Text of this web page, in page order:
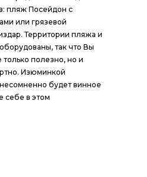
пляж Посейдон с
или грязевой
Территории пляжа и
так что Вы
полезно, но и
Изюминкой
будет винное
себе в этом